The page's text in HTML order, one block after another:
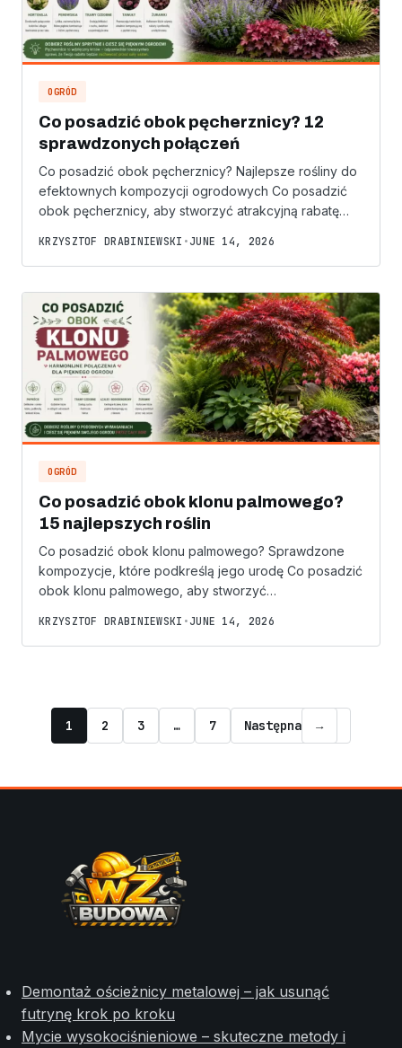
OGRÓD
Co posadzić obok pęcherznicy? 12
sprawdzonych połączeń
Co posadzić obok pęcherznicy? Najlepsze rośliny do
efektownych kompozycji ogrodowych Co posadzić
obok pęcherznicy, aby stworzyć atrakcyjną rabatę…
KRZYSZTOF DRABINIEWSKI • JUNE 14, 2026
OGRÓD
Co posadzić obok klonu palmowego?
15 najlepszych roślin
Co posadzić obok klonu palmowego? Sprawdzone
kompozycje, które podkreślą jego urodę Co posadzić
obok klonu palmowego, aby stworzyć…
KRZYSZTOF DRABINIEWSKI • JUNE 14, 2026
1 2 3 … 7 Następna →
Demontaż ościeżnicy metalowej – jak usunąć
futrynę krok po kroku
Mycie wysokociśnieniowe – skuteczne metody i